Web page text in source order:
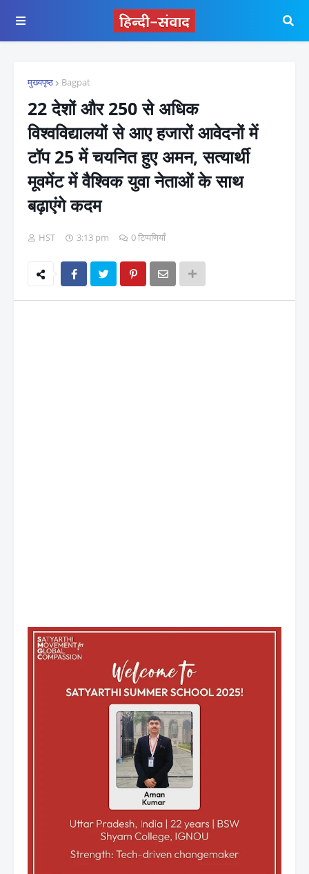
मुख्यपृष्ठ Bagpat
22 देशों और 250 से अधिक
विश्वविद्यालयों से आए हजारों आवेदनों में
टॉप 25 में चयनित हुए अमन, सत्यार्थी
मूवमेंट में वैश्विक युवा नेताओं के साथ
बढ़ाएंगे कदम
HST 3:13 pm 0 टिप्पणियाँ